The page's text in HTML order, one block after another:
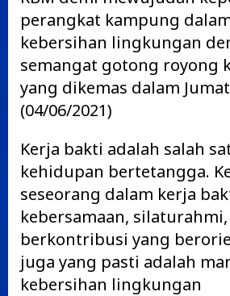
perangkat kampung
kebersihan lingkungan
semangat gotong royong
yang dikemas dalam
(04/06/2021)
Kerja bakti adalah salah
kehidupan bertetangga.
seseorang dalam kerja
kebersamaan,
berkontribusi yang
juga yang pasti adalah
kebersihan lingkungan